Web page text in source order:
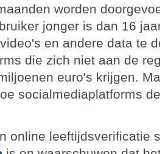
worden
jonger is dan 16
en andere data te
die zich niet aan de
euro's krijgen.
socialmediaplatforms
online leeftijdsverificatie